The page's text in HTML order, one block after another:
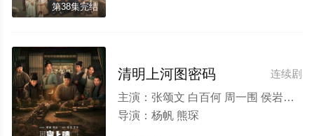
第38集完结
连续剧
清明上河图密码
主演： 张颂文 白百何 周一围 侯岩松 张耀 夏梦 林家川 是安 郝富申 郝汉 李乃文 海一天 张馨予 姜珮瑶 尤靖茹 程茉 王沛禄 张天阳 莫小奇 宋楚炎 林鹏 陆妍淇 汪铎 任运杰 李逸男
导演： 杨帆 熊琛